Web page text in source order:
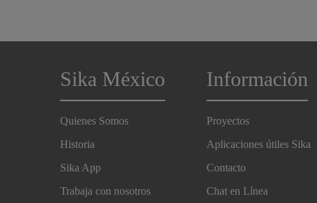
Sika México
Quienes Somos
Historia
Sika App
Trabaja con nosotros
Información
Proyectos
Aplicaciones útiles Sika
Contacto
Chat en Línea